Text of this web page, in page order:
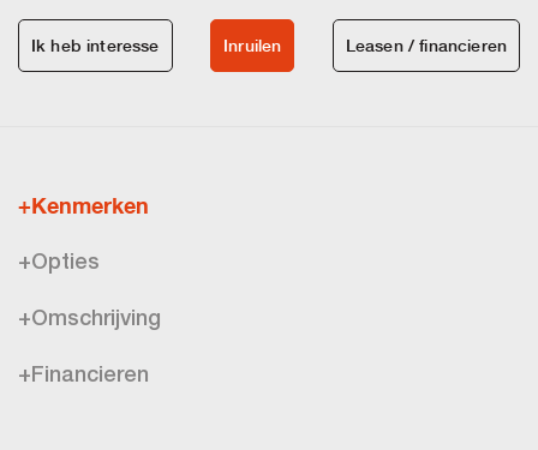
Ik heb interesse Inruilen Leasen / financieren
+Kenmerken
+Opties
+Omschrijving
+Financieren